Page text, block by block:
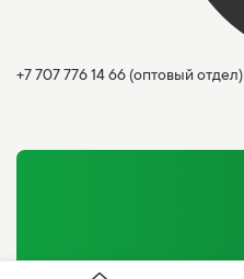
+7 707 776 14 66 (оптовый отдел)